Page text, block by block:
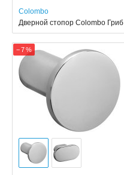
Colombo
Дверной стопор Colombo Гриб
− 7 %